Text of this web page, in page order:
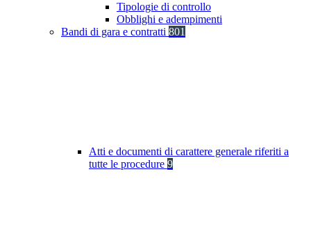
Tipologie di controllo
Obblighi e adempimenti
Bandi di gara e contratti 801
Atti e documenti di carattere generale riferiti a
tutte le procedure 9